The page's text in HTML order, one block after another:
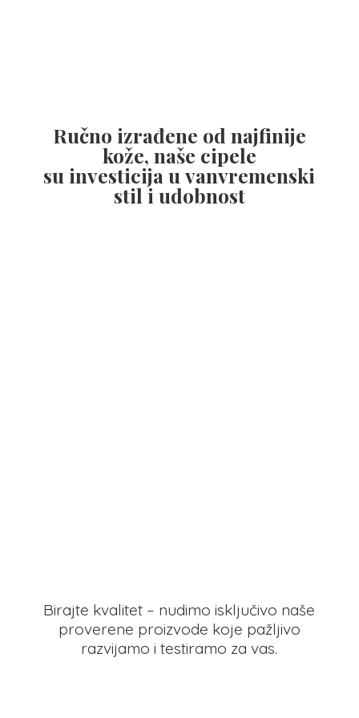
Ručno izrađene od najfinije
kože, naše cipele
su investicija u vanvremenski
stili udobnost
Birajte kvalitet – nudimo isključivo naše
proverene proizvode koje pažljivo
razvijamo i testiramo za vas.